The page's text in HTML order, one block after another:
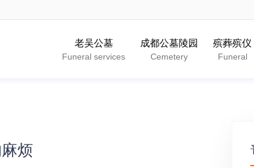
老吴公墓
Funeral services
成都公墓陵园
Cemetery
殡葬殡仪
Funeral
烦